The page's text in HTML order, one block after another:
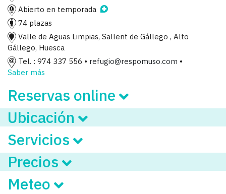
Abierto en temporada
74 plazas
Valle de Aguas Limpias, Sallent de Gállego , Alto
Gállego, Huesca
Tel. : 974 337 556 • refugio@respomuso.com •
Saber más
Reservas online
Ubicación
Servicios
Precios
Meteo